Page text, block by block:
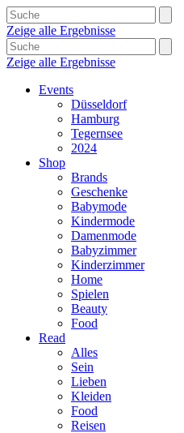
Zeige alle Ergebnisse
Zeige alle Ergebnisse
Events
Düsseldorf
Hamburg
Tegernsee
2024
Shop
Brands
Geschenke
Babymode
Kindermode
Damenmode
Babyzimmer
Kinderzimmer
Home
Spielen
Beauty
Food
Read
Alles
Sein
Lieben
Kleiden
Food
Reisen